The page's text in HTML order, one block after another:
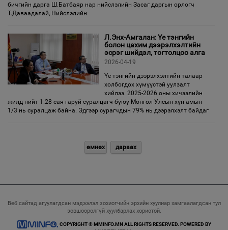
бичгийн дарга Ш.Батбаяр нар нийслэлийн Засаг даргын орлогч
Т.Даваадалай, Нийслэлийн
Л.Энх-Амгалан: Үе тэнгийн
болон цахим дээрэлхэлтийн
эсрэг шийдэл, тогтолцоо алга
2026-04-19
Үе тэнгийн дээрэлхэлтийн талаар
холбогдох хүмүүстэй уулзалт
хийлээ. 2025-2026 оны хичээлийн
жилд нийт 1.28 сая гаруй суралцагч буюу Монгол Улсын хүн амын
1/3 нь суралцаж байна. Эдгээр сурагчдын 79% нь дээрэлхэлт байдаг
өмнөх дараах
Веб сайтад агуулагдсан мэдээлэл зохиогчийн эрхийн хуулиар хамгаалагдсан тул
зөвшөөрөлгүй хуулбарлах хориотой.
COPYRIGHT © MMINFO.MN ALL RIGHTS RESERVED. POWERED BY